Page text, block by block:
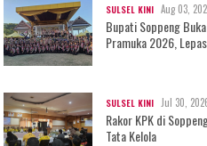
SULSEL KINI Aug 03,
Bupati Soppeng
Pramuka 2026,
SULSEL KINI Jul 30,
Rakor KPK di
Tata Kelola